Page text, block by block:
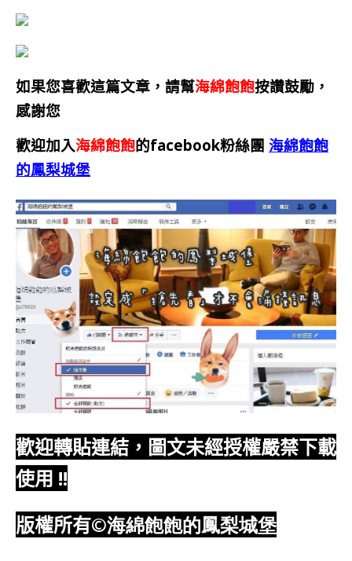
如果您喜歡這篇文章，請幫海綿飽飽按讚鼓勵，
感謝您
歡迎加入海綿飽飽的facebook粉絲團 海綿飽飽
的鳳梨城堡
歡迎轉貼連結，圖文未經授權嚴禁下載
使用 !!
版權所有©海綿飽飽的鳳梨城堡